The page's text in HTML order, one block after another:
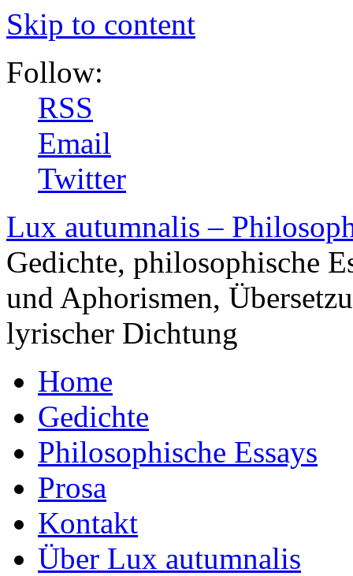
Skip to content
Follow:
RSS
Email
Twitter
Lux autumnalis –
Gedichte, philosophische
und Aphorismen,
lyrischer Dichtung
Home
Gedichte
Philosophische Essays
Prosa
Kontakt
Über Lux autumnalis